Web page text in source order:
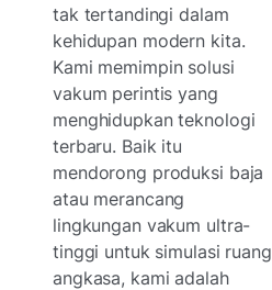
tak tertandingi dalam
kehidupan modern kita.
Kami memimpin solusi
vakum perintis yang
menghidupkan teknologi
terbaru. Baik itu
mendorong produksi baja
atau merancang
lingkungan vakum ultra-
tinggi untuk simulasi ruang
angkasa, kami adalah